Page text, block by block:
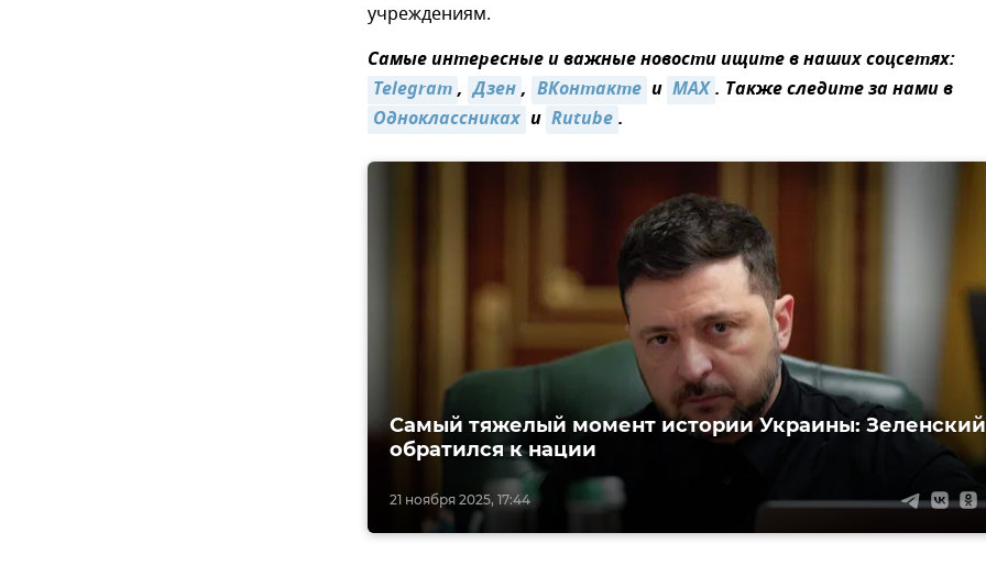
учреждениям.
Самые интересные и важные новости ищите в наших соцсетях:
Telegram, Дзен, ВКонтакте и MAX. Также следите за нами в
Одноклассниках и Rutube.
21 ноября 2025, 17:44
Самый тяжелый момент истории Украины: Зеленский
обратился к нации